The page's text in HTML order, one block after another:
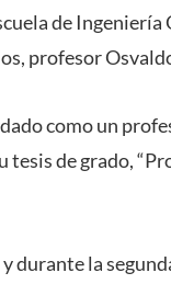
de
profesor
como un
tesis de grado,
durante la